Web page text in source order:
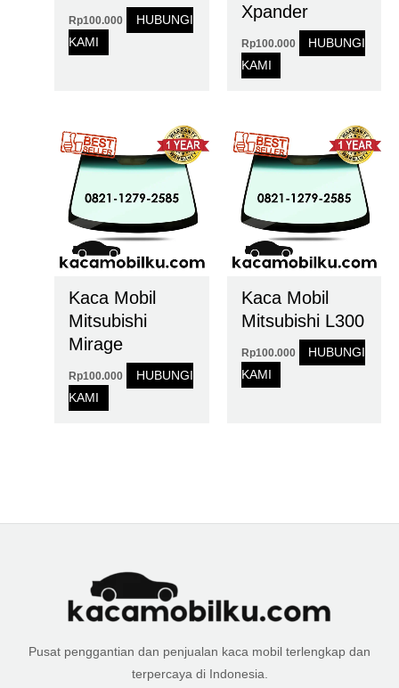
Rp100.000
HUBUNGI
KAMI
Xpander
Rp100.000
HUBUNGI
KAMI
Kaca Mobil
Mitsubishi
Mirage
Rp100.000
HUBUNGI
KAMI
Kaca Mobil
Mitsubishi L300
Rp100.000
HUBUNGI
KAMI
Pusat penggantian dan penjualan kaca mobil terlengkap dan
terpercaya di Indonesia.